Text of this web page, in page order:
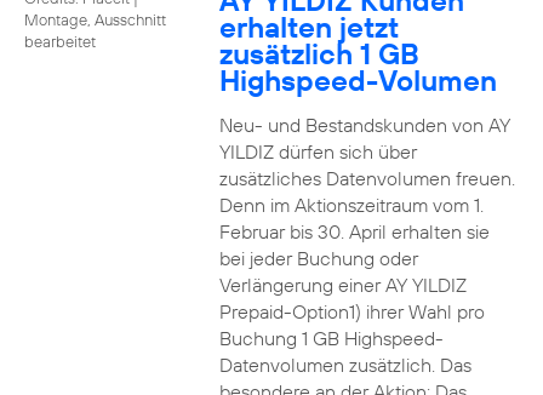
Montage, Ausschnitt
bearbeitet
erhalten jetzt
zusätzlich 1 GB
Highspeed-Volumen
Neu- und Bestandskunden von AY
YILDIZ dürfen sich über
zusätzliches Datenvolumen freuen.
Denn im Aktionszeitraum vom 1.
Februar bis 30. April erhalten sie
bei jeder Buchung oder
Verlängerung einer AY YILDIZ
Prepaid-Option1) ihrer Wahl pro
Buchung 1 GB Highspeed-
Datenvolumen zusätzlich. Das